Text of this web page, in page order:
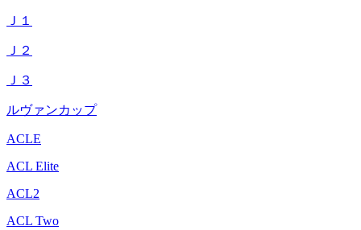
Ｊ１
Ｊ２
Ｊ３
ルヴァンカップ
ACLE
ACL Elite
ACL2
ACL Two